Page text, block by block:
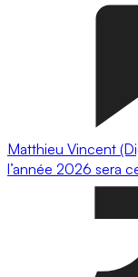
Matthieu Vincent
l’année 2026 sera